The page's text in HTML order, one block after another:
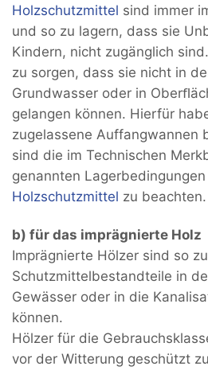
Holzschutzmittel sind immer
und so zu lagern, dass sie
Kindern, nicht zugänglich
zu sorgen, dass sie nicht in
Grundwasser oder in
gelangen können. Hierfür
zugelassene Auffangwannen
sind die im Technischen
genannten
Holzschutzmittel zu beachten.
b) für das imprägnierte Holz
Imprägnierte Hölzer sind so
Schutzmittelbestandteile in
Gewässer oder in die
können.
Hölzer für die
vor der Witterung geschützt